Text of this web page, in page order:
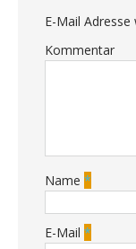
E-Mail
Kommentar
Name *
E-Mail *